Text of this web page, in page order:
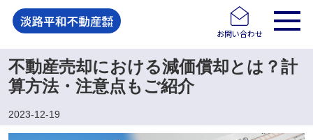
お問い合わせ
不動産売却における減価償却とは？計
算方法・注意点もご紹介
2023-12-19